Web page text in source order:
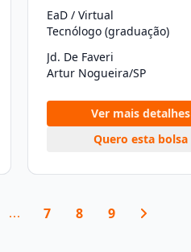
EaD / Virtual
Tecnólogo (graduação)
Jd. De Faveri
Artur Nogueira/SP
Ver mais detalhes
Quero esta bolsa
7 8 9